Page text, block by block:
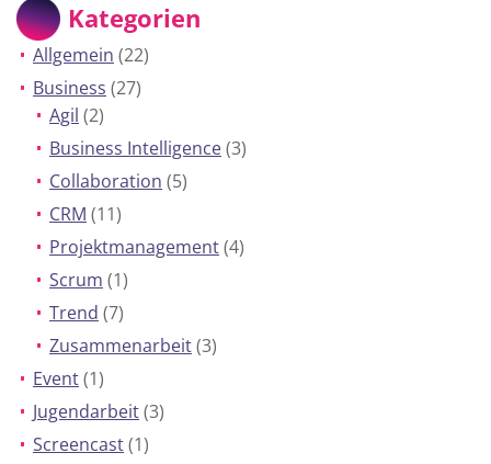
Kategorien
Allgemein (22)
Business (27)
Agil (2)
Business Intelligence(3)
Collaboration (5)
CRM (11)
Projektmanagement(4)
Scrum (1)
Trend (7)
Zusammenarbeit(3)
Event(1)
Jugendarbeit(3)
Screencast(1)